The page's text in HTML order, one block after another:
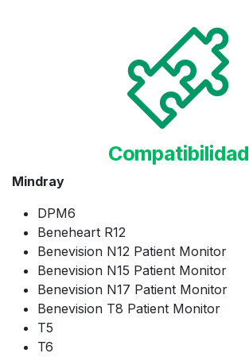
Compatibilidad
Mindray
DPM6
Beneheart R12
Benevision N12 Patient Monitor
Benevision N15 Patient Monitor
Benevision N17 Patient Monitor
Benevision T8 Patient Monitor
T5
T6